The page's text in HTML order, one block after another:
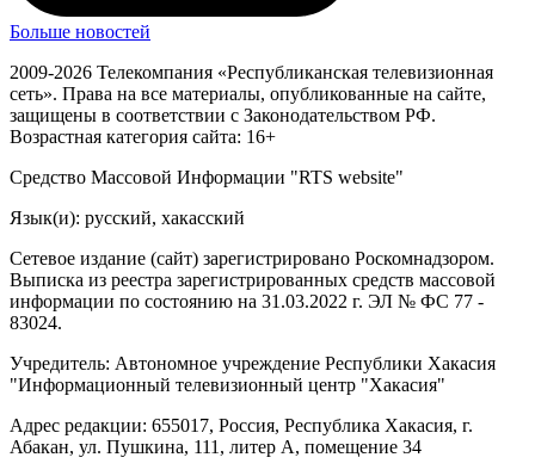
Больше новостей
2009-2026 Телекомпания «Республиканская телевизионная
сеть». Права на все материалы, опубликованные на сайте,
защищены в соответствии с Законодательством РФ.
Возрастная категория сайта: 16+
Средство Массовой Информации "RTS website"
Язык(и): русский, хакасский
Сетевое издание (сайт) зарегистрировано Роскомнадзором.
Выписка из реестра зарегистрированных средств массовой
информации по состоянию на 31.03.2022 г. ЭЛ № ФС 77 -
83024.
Учредитель: Автономное учреждение Республики Хакасия
"Информационный телевизионный центр "Хакасия"
Адрес редакции: 655017, Россия, Республика Хакасия, г.
Абакан, ул. Пушкина, 111, литер А, помещение 34